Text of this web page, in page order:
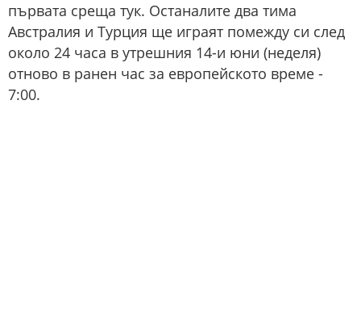
първата среща тук. Останалите два тима
Австралия и Турция ще играят помежду си след
около 24 часа в утрешния 14-и юни (неделя)
отново в ранен час за европейското време -
7:00.